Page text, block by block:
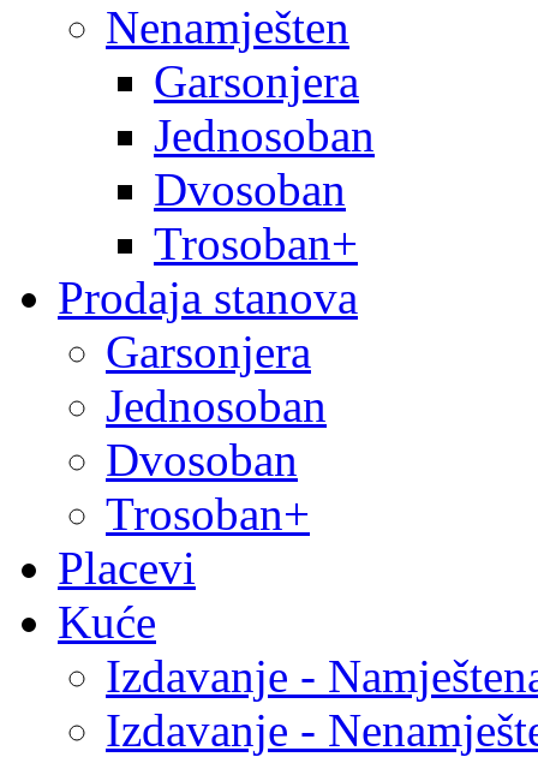
Nenamješten
Garsonjera
Jednosoban
Dvosoban
Trosoban+
Prodaja stanova
Garsonjera
Jednosoban
Dvosoban
Trosoban+
Placevi
Kuće
Izdavanje -
Izdavanje -